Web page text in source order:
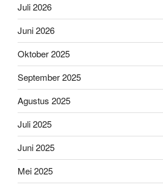
Juli 2026
Juni 2026
Oktober 2025
September 2025
Agustus 2025
Juli 2025
Juni 2025
Mei 2025